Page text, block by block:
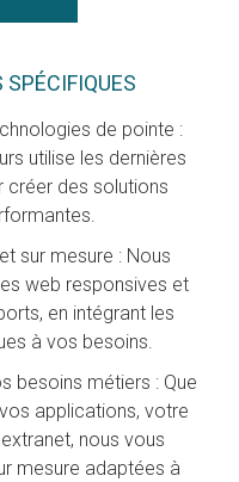
SPÉCIFIQUES
de pointe :
utilise les dernières
créer des solutions
sur mesure : Nous
web responsives et
en intégrant les
à vos besoins.
besoins métiers : Que
applications, votre
nous vous
mesure adaptées à